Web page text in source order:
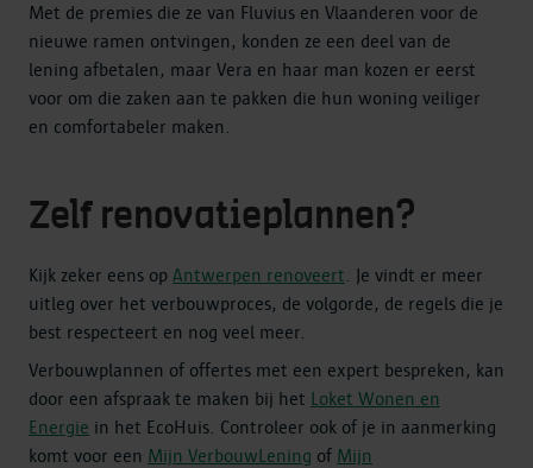
Met de premies die ze van Fluvius en Vlaanderen voor de
nieuwe ramen ontvingen, konden ze een deel van de
lening afbetalen, maar Vera en haar man kozen er eerst
voor om die zaken aan te pakken die hun woning veiliger
en comfortabeler maken.
Zelf renovatieplannen?
Kijk zeker eens op Antwerpen renoveert. Je vindt er meer
uitleg over het verbouwproces, de volgorde, de regels die je
best respecteert en nog veel meer.
Verbouwplannen of offertes met een expert bespreken, kan
door een afspraak te maken bij het Loket Wonen en
Energie in het EcoHuis. Controleer ook of je in aanmerking
komt voor een Mijn VerbouwLening of Mijn